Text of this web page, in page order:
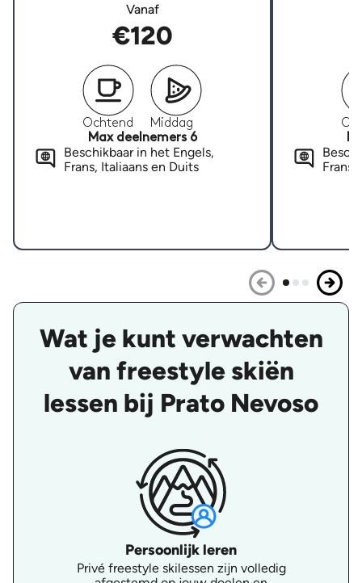
Vanaf
€120
Ochtend
Middag
Max deelnemers 6
Beschikbaar in het Engels,
Frans, Italiaans en Duits
Frans,
Wat je kunt verwachten
van freestyle skiën
lessen bij Prato Nevoso
Persoonlijk leren
Privé freestyle skilessen zijn volledig